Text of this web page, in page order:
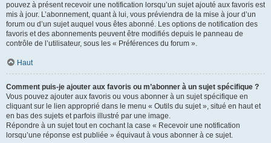
pouvez à présent recevoir une notification lorsqu’un sujet ajouté aux favoris est
mis à jour. L’abonnement, quant à lui, vous préviendra de la mise à jour d’un
forum ou d’un sujet auquel vous êtes abonné. Les options de notification des
favoris et des abonnements peuvent être modifiés depuis le panneau de
contrôle de l’utilisateur, sous les « Préférences du forum ».
Haut
Comment puis-je ajouter aux favoris ou m’abonner à un sujet spécifique ?
Vous pouvez ajouter aux favoris ou vous abonner à un sujet spécifique en
cliquant sur le lien approprié dans le menu « Outils du sujet », situé en haut et
en bas des sujets et parfois illustré par une image.
Répondre à un sujet tout en cochant la case « Recevoir une notification
lorsqu’une réponse est publiée » équivaut à vous abonner à ce sujet.